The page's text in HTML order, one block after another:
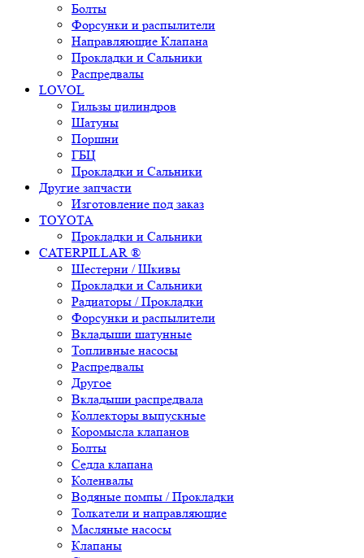
Болты
Форсунки и распылители
Направляющие Клапана
Прокладки и Сальники
Распредвалы
LOVOL
Гильзы цилиндров
Шатуны
Поршни
ГБЦ
Прокладки и Сальники
Другие запчасти
Изготовление под заказ
TOYOTA
Прокладки и Сальники
CATERPILLAR ®
Шестерни / Шкивы
Прокладки и Сальники
Радиаторы / Прокладки
Форсунки и распылители
Вкладыши шатунные
Топливные насосы
Распредвалы
Другое
Вкладыши распредвала
Коллекторы выпускные
Коромысла клапанов
Болты
Седла клапана
Коленвалы
Водяные помпы / Прокладки
Толкатели и направляющие
Масляные насосы
Клапаны